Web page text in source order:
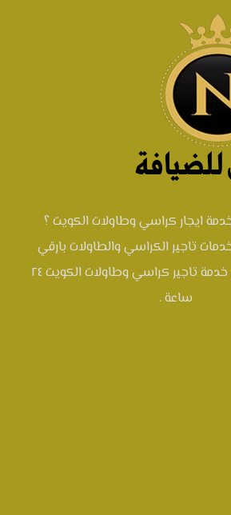
ايجار كراسي وطاولات الكويت ؟
تاجير الكراسي والطاولات بارقي
الموديلات : اتصل خدمة تاجير كراسي وطاولات الكويت ٢٤
ساعة .